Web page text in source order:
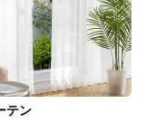
テン